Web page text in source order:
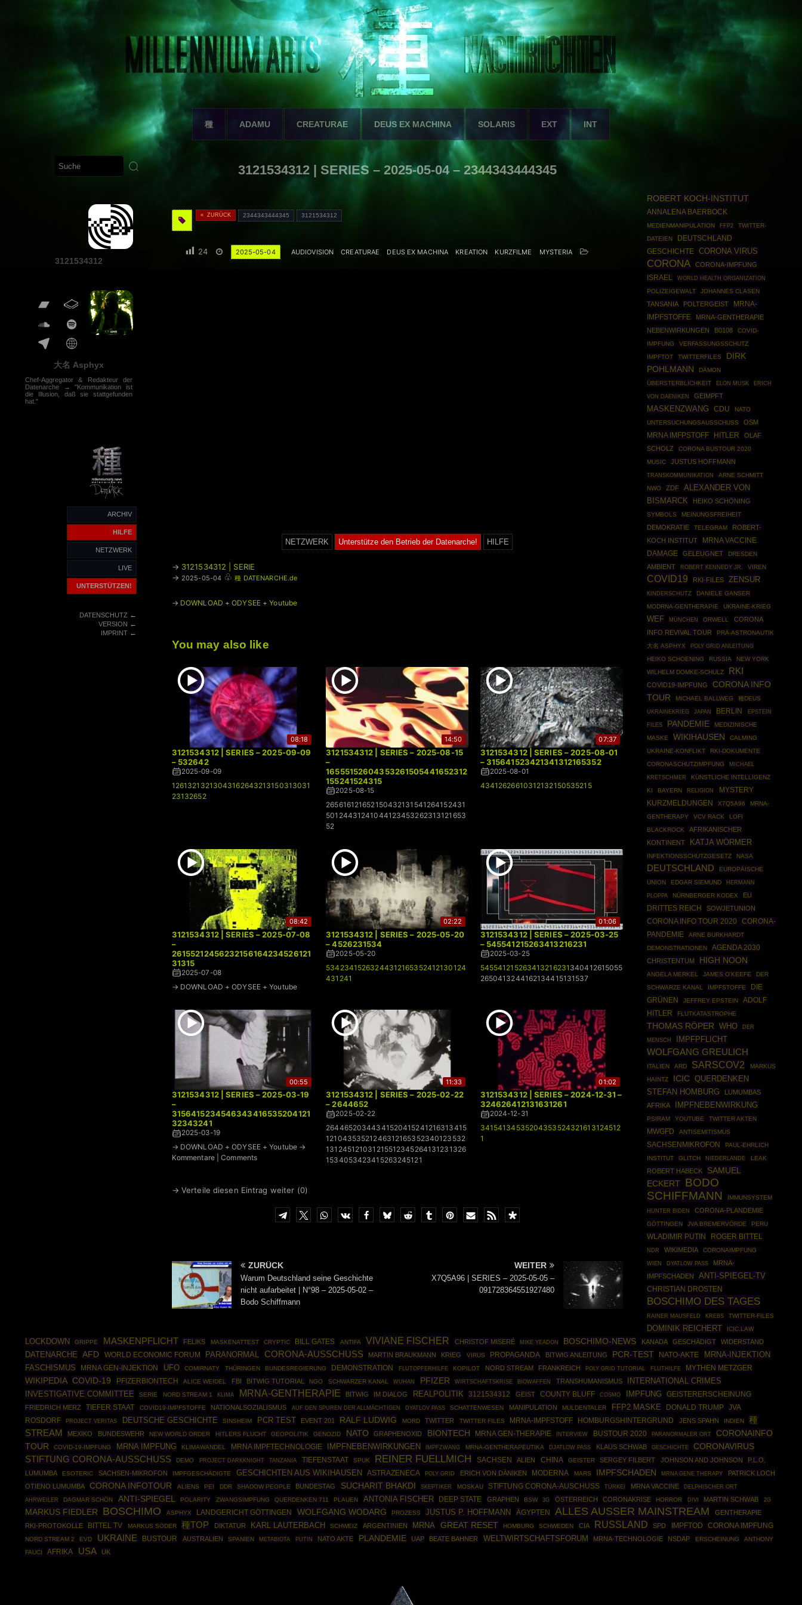
種 ADAMU CREATURAE DEUS EX MACHINA SOLARIS EXT INT
3121534312
大名 Asphyx
Chef-Aggregator & Redakteur der
Datenarche → "Kommunikation ist
die Illusion, daß sie stattgefunden
hat."
ARCHIV
HILFE
NETZWERK
LIVE
UNTERSTÜTZEN!
DATENSCHUTZ←
VERSION ←
IMPRINT←
3121534312 | SERIES – 2025-05-04 – 2344343444345
« ZURÜCK 2344343444345 3121534312
24 2025-05-04 AUDIOVISION CREATURAE DEUS EX MACHINA KREATION KURZFILME MYSTERIA
NETZWERK Unterstütze den Betrieb der Datenarche! HILFE
→ 3121534312 | SERIE
→ 2025-05-04 ♧ 種 DATENARCHE.de
→ DOWNLOAD +ODYSEE+Youtube
You may also like
08:18
3121534312 | SERIES – 2025-09-09
– 532642
2025-09-09
12613213213043162643213150313031
23132652
14:50
3121534312 | SERIES – 2025-08-15
–
16555152604353261505441652312
155241524315
2025-08-15
265616121652150432131541264152431
50124431241044123453262313121653
52
07:37
3121534312 | SERIES – 2025-08-01
– 315641523421341312165352
2025-08-01
43412626610312132150535215
08:42
3121534312 | SERIES – 2025-07-08
–
26155212456232156164234526121
31315
2025-07-08
→ DOWNLOAD + ODYSEE + Youtube
02:22
3121534312 | SERIES – 2025-05-20
– 4526231534
2025-05-20
53423415263244312165352412130124
431241
01:06
3121534312 | SERIES – 2025-03-25
– 545541215263413216231
2025-03-25
545541215263413216231 340412615055
2650413244162134415131537
00:55
3121534312 | SERIES – 2025-03-19
–
3156415234546343416535204121
32343241
2025-03-19
→ DOWNLOAD + ODYSEE + Youtube →
Kommentare | Comments
11:33
3121534312 | SERIES – 2025-02-22
– 2644652
2025-02-22
26446520344341520415241216313415
12104353521246312165352340123532
131245121031215512345264131231326
1534053423415263245121
01:02
3121534312 | SERIES – 2024-12-31 –
324626412131631261
2024-12-31
34154134535204353524321613124512
1
→ Verteile diesen Eintrag weiter (0)
ZURÜCK
Warum Deutschland seine Geschichte
nicht aufarbeitet | N°98 – 2025-05-02 –
Bodo Schiffmann
WEITER
X7Q5A96 | SERIES – 2025-05-05 –
091728364551927480
ROBERT KOCH-INSTITUT
ANNALENA BAERBOCK
MEDIENMANIPULATION FFP2
TWITTER-
DATEIEN
DEUTSCHLAND
GESCHICHTE
CORONA VIRUS
CORONA CORONA-IMPFUNG
ISRAEL
WORLD HEALTH ORGANIZATION
POLIZEIGEWALT
JOHANNES CLASEN
TANSANIA POLTERGEIST
MRNA-
IMPFSTOFFE
MRNA-GENTHERAPIE
NEBENWIRKUNGEN
B0108
COVID-
IMPFUNG
VERFASSUNGSSCHUTZ
IMPFTOT
TWITTERFILES
DIRK
POHLMANN
DÄMON
ÜBERSTERBLICHKEIT
ELON MUSK ERICH
VON DAENIKEN GEIMPFT
MASKENZWANG CDU
NATO
UNTERSUCHUNGSAUSSCHUSS
OSM
MRNA IMFPSTOFF HITLER
OLAF
SCHOLZ
CORONA BUSTOUR 2020
MUSIC
JUSTUS HOFFMANN
TRANSKOMMUNIKATION
ARNE SCHMITT
NWO
ZDF
ALEXANDER VON
BISMARCK
HEIKO SCHÖNING
SYMBOLS MEINUNGSFREIHEIT
DEMOKRATIE TELEGRAM
ROBERT-
KOCH INSTITUT
MRNA VACCINE
DAMAGE
GELEUGNET DRESDEN
AMBIENT ROBERT KENNEDY JR. VIREN
COVID19 RKI-FILES ZENSUR
KINDERSCHUTZ
DANIELE GANSER
MODRNA-GENTHERAPIE
UKRAINE-KRIEG
WEF MÜNCHEN ORWELL
CORONA
INFO REVIVAL TOUR
PRÄ-ASTRONAUTIK
大名 ASPHYX
POLY GRID ANLEITUNG
HEIKO SCHOENING
RUSSIA
NEW YORK
WILHELM DOMKE-SCHULZ
RKI
COVID19-IMPFUNG
CORONA INFO
TOUR
MICHAEL BALLWEG
種DEUS
UKRAINEKRIEG
JAPAN BERLIN
EPSTEIN
FILES
PANDEMIE
MEDIZINISCHE
MASKE
WIKIHAUSEN
CALMING
UKRAINE-KONFLIKT
RKI-DOKUMENTE
CORONASCHUTZIMPFUNG
MICHAEL
KRETSCHMER
KÜNSTLICHE INTELLIGENZ
KI
BAYERN RELIGION
MYSTERY
KURZMELDUNGEN
X7Q5A96
MRNA-
GENTHERAPY
VCV RACK
LOFI
BLACKROCK
AFRIKANISCHER
KONTINENT
KATJA WÖRMER
INFEKTIONSSCHUTZGESETZ NASA
DEUTSCHLAND
EUROPÄISCHE
UNION
EDGAR SIEMUND
HERMANN
PLOPPA
NÜRNBERGER KODEX EU
DRITTES REICH SOWJETUNION
CORONA INFO TOUR 2020
CORONA-
PANDEMIE
ARNE BURKHARDT
DEMONSTRATIONEN
AGENDA 2030
CHRISTENTUM HIGH NOON
ANGELA MERKEL JAMES O'KEEFE
DER
SCHWARZE KANAL
IMPFSTOFFE
DIE
GRÜNEN
JEFFREY EPSTEIN
ADOLF
HITLER
FLUTKATASTROPHE
THOMAS RÖPER WHO DER
MENSCH IMPFPFLICHT
WOLFGANG GREULICH
ITALIEN ARD SARSCOV2
MARKUS
HAINTZ
ICIC QUERDENKEN
STEFAN HOMBURG
LUMUMBAS
AFRIKA
IMPFNEBENWIRKUNG
PSIRAM YOUTUBE TWITTER AKTEN
MWGFD ANTISEMITISMUS
SACHSENMIKROFON
PAUL-EHRLICH
INSTITUT
GLITCH NIEDERLANDE LEAK
ROBERT HABECK
SAMUEL
ECKERT
BODO
SCHIFFMANN
IMMUNSYSTEM
HUNTER BIDEN CORONA-PLANDEMIE
GÖTTINGEN JVA BREMERVÖRDE PERU
WLADIMIR PUTIN ROGER BITTEL
NDR WIKIMEDIA CORONAIMPFUNG
WIEN DYATLOW PASS
MRNA-
IMPFSCHADEN
ANTI-SPIEGEL-TV
CHRISTIAN DROSTEN
BOSCHIMO DES TAGES
RAINER MAUSFELD KREBS TWITTER-FILES
DOMINIK REICHERT ICIC.LAW
LOCKDOWN GRIPPE MASKENPFLICHT FELIKS MASKENATTEST CRYPTIC BILL GATES ANTIFA VIVIANE FISCHER CHRISTOF MISERÉ MIKE YEADON BOSCHIMO-NEWS KANADA GESCHÄDIGT WIDERSTAND
DATENARCHE AFD WORLD ECONOMIC FORUM PARANORMAL CORONA-AUSSCHUSS MARTIN BRAUKMANN KRIEG VIRUS PROPAGANDA BITWIG ANLEITUNG PCR-TEST NATO-AKTE MRNA-INJEKTION
FASCHISMUS MRNA GEN-INJEKTION UFO COMIRNATY THÜRINGEN BUNDESREGIERUNG DEMONSTRATION FLUTOPFERHILFE KOPILOT NORD STREAM FRANKREICH POLY GRID TUTORIAL FLUTHILFE MYTHEN METZGER
WIKIPEDIA COVID-19 PFIZERBIONTECH ALICE WEIDEL FBI BITWIG TUTORIAL NGO SCHWARZER KANAL WUHAN PFIZER WIRTSCHAFTSKRISE BIOWAFFEN TRANSHUMANISMUS
INTERNATIONAL CRIMES
INVESTIGATIVE COMMITTEE
SERIE NORD STREAM 1 KLIMA MRNA-GENTHERAPIE BITWIG IM DIALOG REALPOLITIK 3121534312 GEIST COUNTY BLUFF COSMO IMPFUNG
GEISTERERSCHEINUNG
FRIEDRICH MERZ
TIEFER STAAT COVID19-IMPFSTOFFE NATIONALSOZIALISMUS AUF DEN SPUREN DER ALLMÄCHTIGEN DYATLOV PASS SCHATTENWESEN MANIPULATION MULDENTALER FFP2 MASKE DONALD TRUMP JVA
ROSDORF
PROJECT VERITAS DEUTSCHE GESCHICHTE SINSHEIM PCR TEST EVENT 201 RALF LUDWIG MORD TWITTER TWITTER FILES MRNA-IMPFSTOFF HOMBURGSHINTERGRUND JENS SPAHN INDIEN
種
STREAM
MEXIKO BUNDESWEHR NEW WORLD ORDER HITLERS FLUCHT GEOPOLITIK GENOZID NATO GRAPHENOXID BIONTECH MRNA GEN-THERAPIE INTERVIEW BUSTOUR 2020 PARANORMALER ORT
CORONAINFO
TOUR
COVID-19-IMPFUNG MRNA IMPFUNG KLIMAWANDEL MRNA IMPFTECHNOLOGIE IMPFNEBENWIRKUNGEN IMPFZWANG MRNA-GENTHERAPEUTIKA DJATLOW PASS KLAUS SCHWAB GESCHICHTE CORONAVIRUS
STIFTUNG CORONA-AUSSCHUSS DEMO PROJECT DARKKNIGHT TANZANIA TIEFENSTAAT SPUK REINER FUELLMICH SACHSEN ALIEN CHINA GEISTER SERGEY FILBERT JOHNSON AND JOHNSON
P.L.O.
LUMUMBA
ESOTERIC SACHSEN-MIKROFON IMPFGESCHÄDIGTE GESCHICHTEN AUS WIKIHAUSEN ASTRAZENECA POLY GRID ERICH VON DÄNIKEN MODERNA MARS IMPFSCHADEN MRNA GENE THERAPY
PATRICK LOCH
OTIENO LUMUMBA
CORONA INFOTOUR ALIENS PEI DDR SHADOW PEOPLE BUNDESTAG SUCHARIT BHAKDI SKEPTIKER MOSKAU STIFTUNG CORONA-AUSCHUSS TÜRKEI MRNA VACCINE DELPHISCHER ORT
AHRWEILER DAGMAR SCHÖN ANTI-SPIEGEL POLARITY ZWANGSIMPFUNG QUERDENKEN 711 PLAUEN ANTONIA FISCHER DEEP STATE GRAPHEN BSW 3G ÖSTERREICH CORONAKRISE HORROR DIVI MARTIN SCHWAB 2G
MARKUS FIEDLER BOSCHIMO ASPHYX LANDGERICHT GÖTTINGEN WOLFGANG WODARG PROZESS JUSTUS P. HOFFMANN ÄGYPTEN ALLES AUSSER MAINSTREAM
GENTHERAPIE
RKI-PROTOKOLLE
BITTEL TV MARKUS SÖDER 種TOP DIKTATUR KARL LAUTERBACH SCHWEIZ ARGENTINIEN MRNA GREAT RESET HOMBURG SCHWEDEN CIA RUSSLAND SPD IMPFTOD CORONA IMPFUNG
NORD STREAM 2 EVD UKRAINE BUSTOUR AUSTRALIEN SPANIEN METABIOTA PUTIN NATO AKTE PLANDEMIE UAP BEATE BAHNER WELTWIRTSCHAFTSFORUM MRNA-TECHNOLOGIE NSDAP ERSCHEINUNG
ANTHONY
FAUCI
AFRIKA USA UK